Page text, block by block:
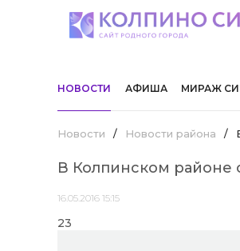
НОВОСТИ АФИША МИРАЖ
Новости / Новости района /
В Колпинском районе
16.05.2016 15:15
23